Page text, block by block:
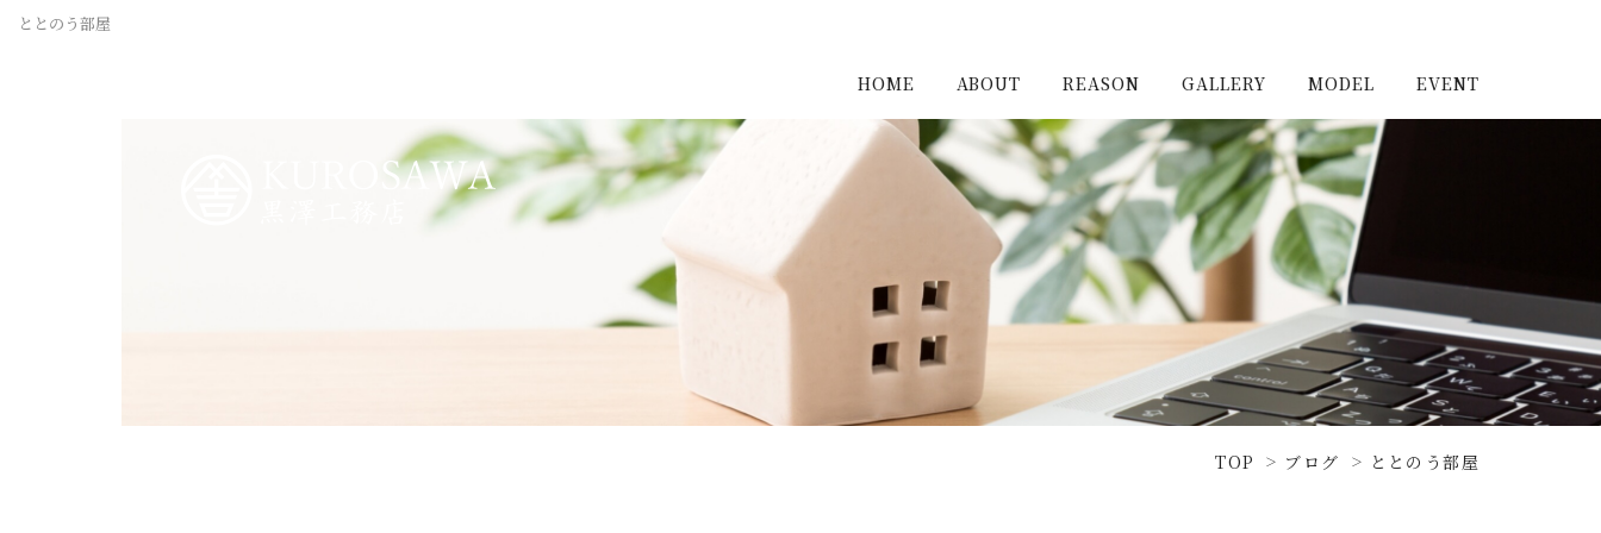
ととのう部屋
HOME ABOUT REASON GALLERY
施工実例（新築）
施工実例（リノベーショ
ン）
MODEL
浦和住宅公園
浦和住宅展示場Miraizu
大宮北ハウジングステージ
EVENT
TOP ブログ ととのう部屋